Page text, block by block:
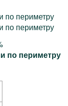
по периметру